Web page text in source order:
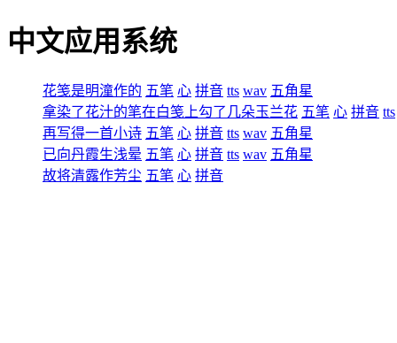
中文应用系统
花笺是明潼作的 五笔 心 拼音 tts wav 五角星
拿染了花汁的笔在白笺上勾了几朵玉兰花 五笔 心 拼音 tts
再写得一首小诗 五笔 心 拼音 tts wav 五角星
已向丹霞生浅晕 五笔 心 拼音 tts wav 五角星
故将清露作芳尘 五笔 心 拼音